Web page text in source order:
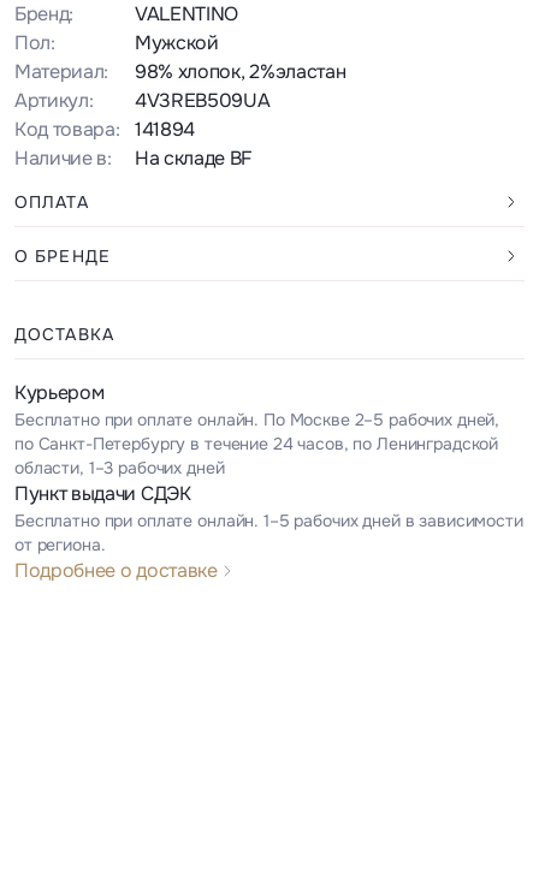
Бренд:
VALENTINO
Пол:
Мужской
Материал:
98% хлопок, 2%эластан
Артикул:
4V3REB509UA
Код товара:
141894
Наличие в:
На складе BF
ОПЛАТА
О БРЕНДЕ
ДОСТАВКА
Курьером
Бесплатно при оплате онлайн. По Москве 2–5 рабочих дней,
по Санкт-Петербургу в течение 24 часов, по Ленинградской
области, 1–3 рабочих дней
Пункт выдачи СДЭК
Бесплатно при оплате онлайн. 1–5 рабочих дней в зависимости
от региона.
Подробнее о доставке